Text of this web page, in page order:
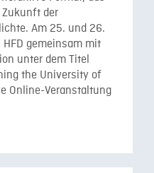
der
Am 25. und 26.
gemeinsam mit
unter dem Titel
the University of
Online-Veranstaltung